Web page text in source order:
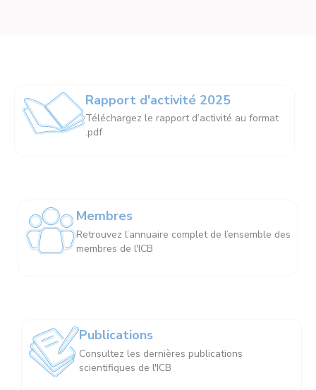
Rapport d'activité 2025
Téléchargez le rapport d’activité au format
.pdf
Membres
Retrouvez l’annuaire complet de l’ensemble des
membres de l'ICB
Publications
Consultez les dernières publications
scientifiques de l'ICB